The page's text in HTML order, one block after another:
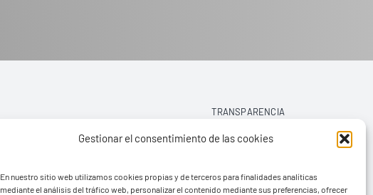
Gestionar el consentimiento de las cookies
En nuestro sitio web utilizamos cookies propias y de terceros para finalidades analíticas
mediante el análisis del tráfico web, personalizar el contenido mediante sus preferencias, ofrecer
TRANSPARENCIA
AVISO LEGAL
POLÍTICA DE PRIVACIDAD